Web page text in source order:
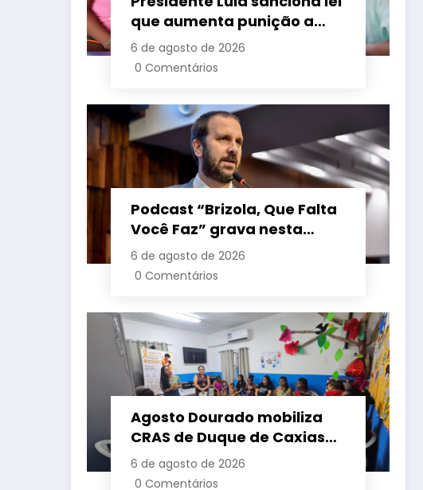
que aumenta punição a
crimes digitais contra
crianças é sancionada
6 de agosto de 2026
0 Comentários
Podcast “Brizola, Que Falta
Você Faz” grava nesta
sexta-feira (7) episódio
com o deputado estadual
6 de agosto de 2026
0 Comentários
Agosto Dourado mobiliza
CRAS de Duque de Caxias
em apoio à amamentação
e à primeira infância
6 de agosto de 2026
0 Comentários